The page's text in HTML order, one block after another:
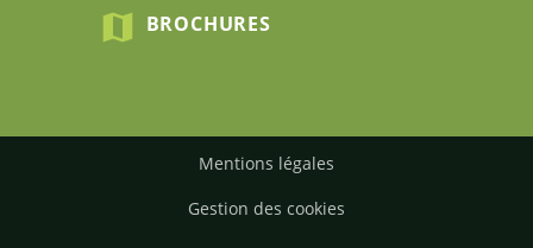
BROCHURES
Mentions légales
Gestion des cookies